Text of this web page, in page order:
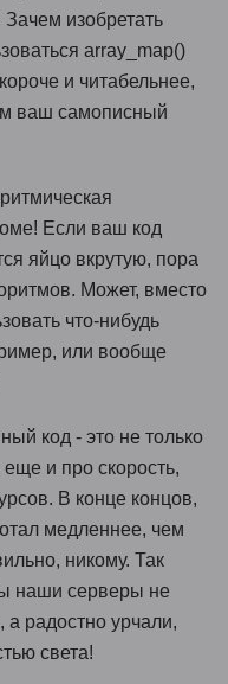
изобретать
array_map()
и читабельнее,
ваш самописный
Если ваш код
яйцо вкрутую, пора
Может, вместо
что-нибудь
или вообще
код - это не только
еще и про скорость,
В конце концов,
медленнее, чем
никому. Так
наши серверы не
а радостно урчали,
света!